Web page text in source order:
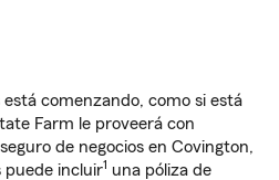
está comenzando, como si está
Farm le proveerá con
de negocios en Covington,
puede incluir1 una póliza de